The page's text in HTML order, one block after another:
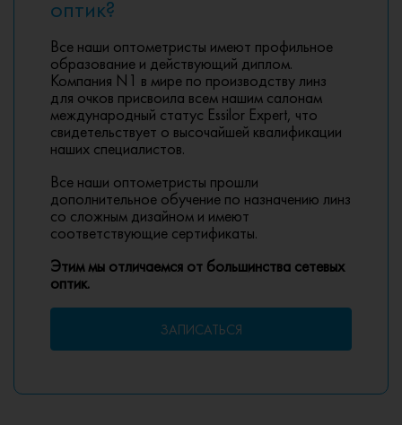
оптик?
Все наши оптометристы имеют профильное
образование и действующий диплом.
Компания N1 в мире по производству линз
для очков присвоила всем нашим салонам
международный статус Essilor Expert, что
свидетельствует о высочайшей квалификации
наших специалистов.
Все наши оптометристы прошли
дополнительное обучение по назначению линз
со сложным дизайном и имеют
соответствующие сертификаты.
Этим мы отличаемся от большинства сетевых
оптик.
ЗАПИСАТЬСЯ